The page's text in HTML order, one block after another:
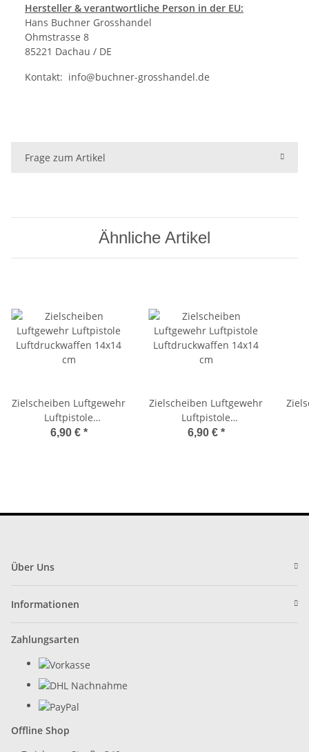
Hersteller & verantwortliche Person in der EU:
Hans Buchner Grosshandel
Ohmstrasse 8
85221 Dachau / DE
Kontakt: info@buchner-grosshandel.de
Frage zum Artikel
Ähnliche Artikel
Zielscheiben Luftgewehr
Luftpistole
Luftdruckwaffen 14x14
6,90 € *
Zielscheiben Luftgewehr
Luftpistole
Luftdruckwaffen 14x14
6,90 € *
Über Uns
Informationen
Zahlungsarten
Offline Shop